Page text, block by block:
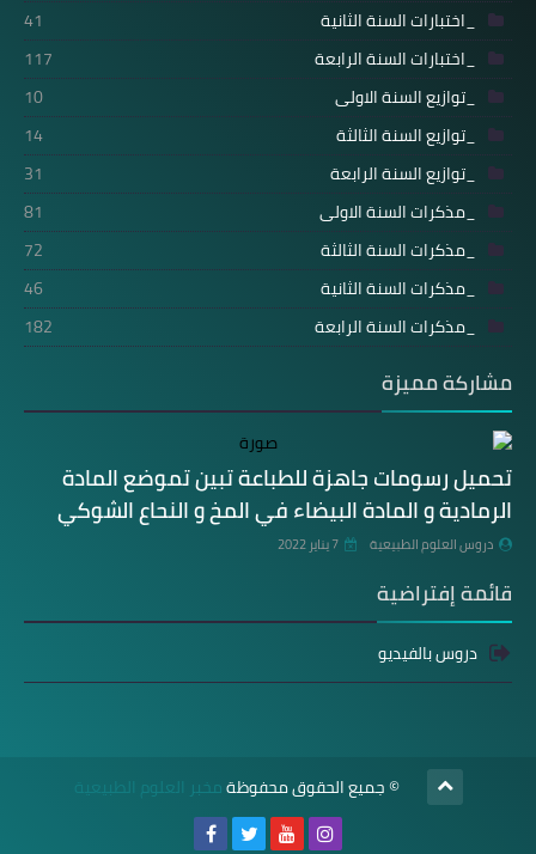
_اختبارات السنة الثانية
41
_اختبارات السنة الرابعة
117
_توازيع السنة الاولى
10
_توازيع السنة الثالثة
14
_توازيع السنة الرابعة
31
_مذكرات السنة الاولى
81
_مذكرات السنة الثالثة
72
_مذكرات السنة الثانية
46
_مذكرات السنة الرابعة
182
مشاركة مميزة
تحميل رسومات جاهزة للطباعة تبين تموضع المادة
الرمادية و المادة البيضاء في المخ و النحاع الشوكي
دروس العلوم الطبيعية 7 يناير 2022
قائمة إفتراضية
دروس بالفيديو
© جميع الحقوق محفوظةمخبر العلوم الطبيعية